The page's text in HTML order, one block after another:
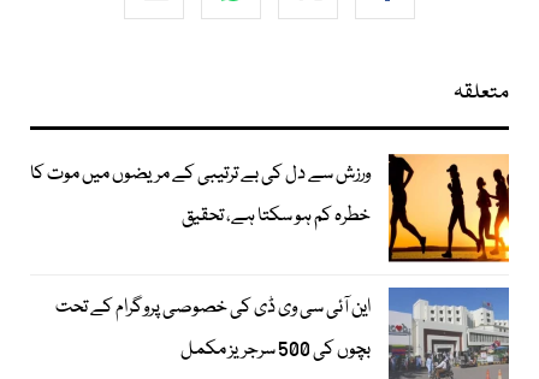
متعلقہ
ورزش سے دل کی بے ترتیبی کے مریضوں میں موت کا
خطرہ کم ہو سکتا ہے، تحقیق
این آئی سی وی ڈی کی خصوصی پروگرام کے تحت
بچوں کی 500 سرجریز مکمل